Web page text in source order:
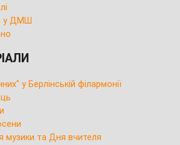
у ДМШ
у Берлінській філармонії
музики та Дня вчителя